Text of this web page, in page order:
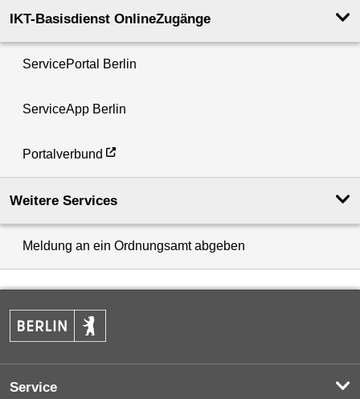
IKT-Basisdienst OnlineZugänge
ServicePortal Berlin
ServiceApp Berlin
Portalverbund
Weitere Services
Meldung an ein Ordnungsamt abgeben
Service